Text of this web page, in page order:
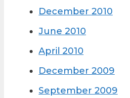
December 2010
June 2010
April 2010
December 2009
September 2009